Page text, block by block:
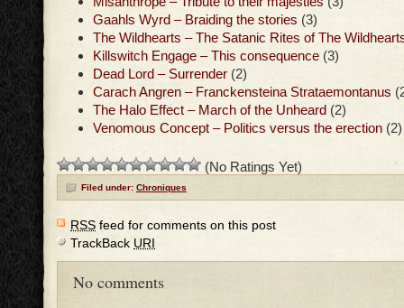
Gaahls Wyrd – Braiding the stories (3)
The Wildhearts – The Satanic Rites of The
Killswitch Engage – This consequence (3)
Dead Lord – Surrender (2)
Carach Angren – Franckensteina Strataemontanus
The Halo Effect – March of the Unheard (2)
Venomous Concept – Politics versus the erection (2)
(No Ratings Yet)
Filed under: Chroniques
RSS feed for comments on this post
TrackBack URI
No comments